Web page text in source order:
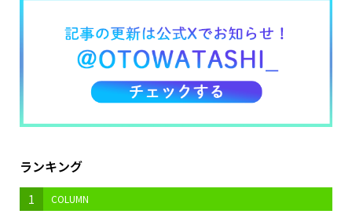
ランキング
1 COLUMN